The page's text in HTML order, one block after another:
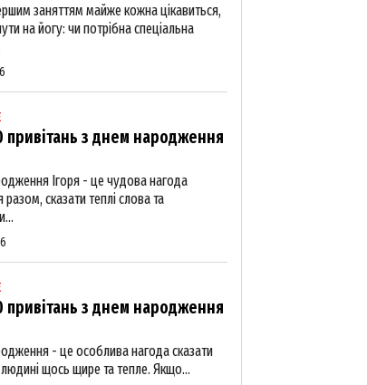
заняттям майже кожна цікавиться,
на йогу: чи потрібна спеціальна
привітань з днем народження
Ігоря - це чудова нагода
разом, сказати теплі слова та
привітань з днем народження
- це особлива нагода сказати
людині щось щире та тепле. Якщо...